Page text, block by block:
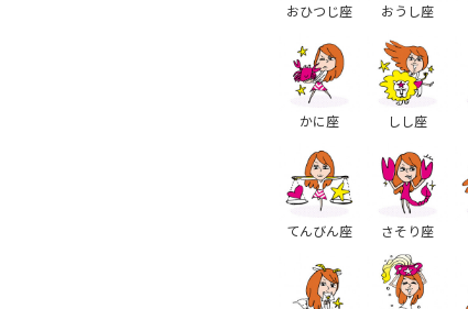
おひつじ座 おうし座
かに座 しし座
てんびん座 さそり座